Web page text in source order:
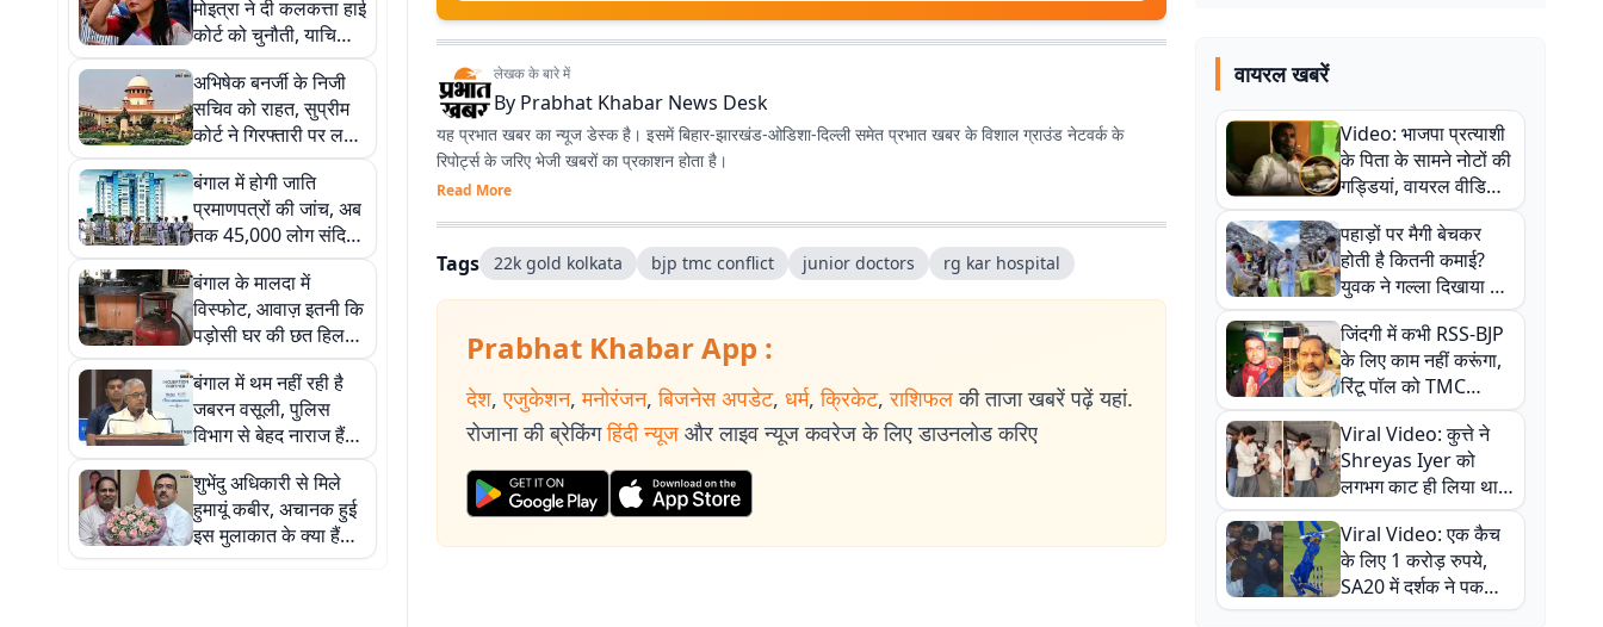
मोइत्रा ने दी कलकत्ता हाई
कोर्ट को चुनौती, याचिका
लेकर पहुंची सुप्रीम कोर्ट
अभिषेक बनर्जी के निजी
सचिव को राहत, सुप्रीम
कोर्ट ने गिरफ्तारी पर लगाई
रोक
बंगाल में होगी जाति
प्रमाणपत्रों की जांच, अब
तक 45,000 लोग संदिग्ध
सूची में
बंगाल के मालदा में
विस्फोट, आवाज़ इतनी कि
पड़ोसी घर की छत हिल
गई, 7 लोग झुलसे
बंगाल में थम नहीं रही है
जबरन वसूली, पुलिस
विभाग से बेहद नाराज हैं
दिलीप घोष
शुभेंदु अधिकारी से मिले
हुमायूं कबीर, अचानक हुई
इस मुलाकात के क्या हैं
कारण
लेखक के बारे में
By Prabhat Khabar News Desk
यह प्रभात खबर का न्यूज डेस्क है। इसमें बिहार-झारखंड-ओडिशा-दिल्‍ली समेत प्रभात खबर के विशाल ग्राउंड नेटवर्क के
रिपोर्ट्स के जरिए भेजी खबरों का प्रकाशन होता है।
Read More
Tags 22k gold kolkata bjp tmc conflict junior doctors rg kar hospital
Prabhat Khabar App :
देश, एजुकेशन, मनोरंजन, बिजनेस अपडेट, धर्म, क्रिकेट, राशिफल की ताजा खबरें पढ़ें यहां.
रोजाना की ब्रेकिंग हिंदी न्यूज और लाइव न्यूज कवरेज के लिए डाउनलोड करिए
वायरल खबरें
Video: भाजपा प्रत्याशी
के पिता के सामने नोटों की
गड्डियां, वायरल वीडियो
से राजनीति में उबाल,
अजित महतो बोले- TMC
की गंदी चाल
पहाड़ों पर मैगी बेचकर
होती है कितनी कमाई?
युवक ने गल्ला दिखाया तो
नौकरी वालों के खड़े हो गए
कान
जिंदगी में कभी RSS-BJP
के लिए काम नहीं करूंगा,
रिंटू पॉल को TMC
ऑफिस में ले जाकर पीटा,
Video वायरल
Viral Video: कुत्ते ने
Shreyas Iyer को
लगभग काट ही लिया था,
न्यूजीलैंड सीरीज से पहले
बाल-बाल बचे
Viral Video: एक कैच
के लिए 1 करोड़ रुपये,
SA20 में दर्शक ने पकड़ा
एक हाथ से गजब का कैच